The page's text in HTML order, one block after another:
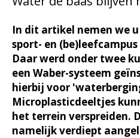
In dit artikel nemen we
sport- en
Daar werd onder twee
een Waber-systeem
hierbij voor
Microplasticdeeltjes
het terrein verspreiden.
namelijk verdiept